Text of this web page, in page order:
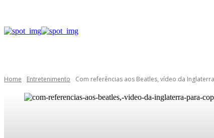
Home Entretenimento Com referências aos Beatles, vídeo da